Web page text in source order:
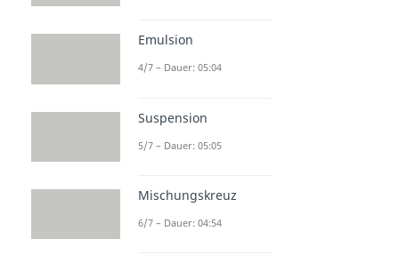
Emulsion
4/7 – Dauer: 05:04
Suspension
5/7 – Dauer: 05:05
Mischungskreuz
6/7 – Dauer: 04:54